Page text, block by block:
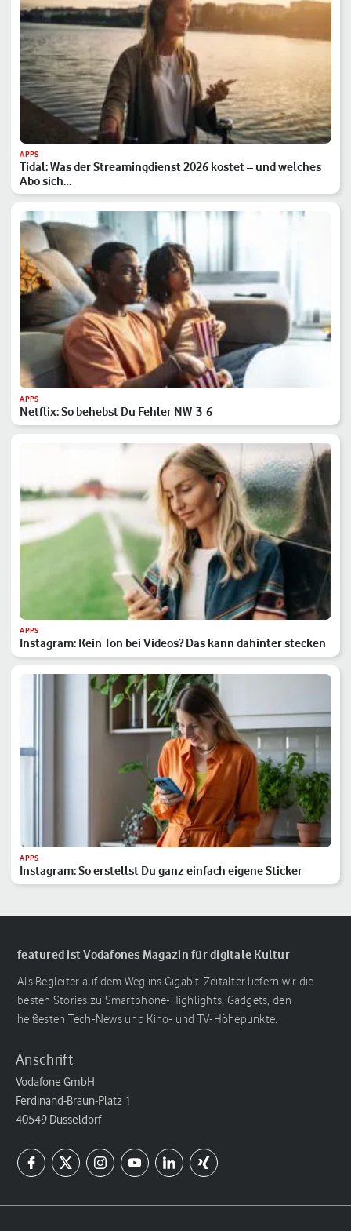
APPS
Tidal: Was der Streamingdienst 2026 kostet – und welches
Abo sich…
APPS
Netflix: So behebst Du Fehler NW-3-6
APPS
Instagram: Kein Ton bei Videos? Das kann dahinter stecken
APPS
Instagram: So erstellst Du ganz einfach eigene Sticker
featured ist Vodafones Magazin für digitale Kultur
Als Begleiter auf dem Weg ins Gigabit-Zeitalter liefern wir die
besten Stories zu Smartphone-Highlights, Gadgets, den
heißesten Tech-News und Kino- und TV-Höhepunkte.
Anschrift
Vodafone GmbH
Ferdinand-Braun-Platz 1
40549 Düsseldorf